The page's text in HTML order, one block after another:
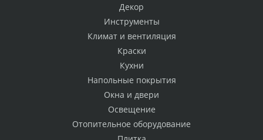
Декор
Инструменты
Климат и вентиляция
Краски
Кухни
Напольные покрытия
Окна и двери
Освещение
Отопительное оборудование